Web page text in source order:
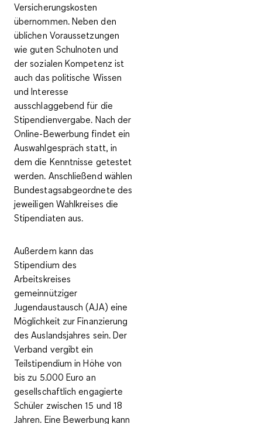
Versicherungskosten
übernommen. Neben den
üblichen Voraussetzungen
wie guten Schulnoten und
der sozialen Kompetenz ist
auch das politische Wissen
und Interesse
ausschlaggebend für die
Stipendienvergabe. Nach der
Online-Bewerbung findet ein
Auswahlgespräch statt, in
dem die Kenntnisse getestet
werden. Anschließend wählen
Bundestagsabgeordnete des
jeweiligen Wahlkreises die
Stipendiaten aus.
Außerdem kann das
Stipendium des
Arbeitskreises
gemeinnütziger
Jugendaustausch (AJA) eine
Möglichkeit zur Finanzierung
des Auslandsjahres sein. Der
Verband vergibt ein
Teilstipendium in Höhe von
bis zu 5.000 Euro an
gesellschaftlich engagierte
Schüler zwischen 15 und 18
Jahren. Eine Bewerbung kann